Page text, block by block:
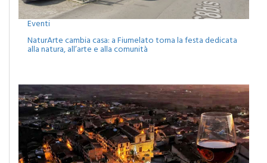
Eventi
NaturArte cambia casa: a Fiumelato torna la festa dedicata
alla natura, all’arte e alla comunità